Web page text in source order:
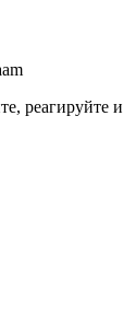
реагируйте и